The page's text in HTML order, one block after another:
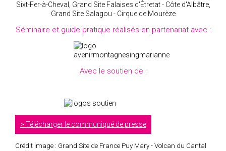
Sixt-Fer-à-Cheval, Grand Site Falaises d'Étretat - Côte d'Albâtre,
Grand Site Salagou - Cirque de Mourèze
Séminaire et guide pratique réalisés en partenariat avec :
Avec le soutien de :
Télécharger le communiqué de presse
Crédit image : Grand Site de France Puy Mary - Volcan du Cantal